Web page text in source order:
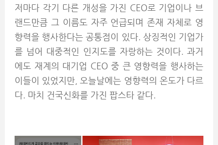
저마다 각기 다른 개성을 가진 CEO로 기업이나 브
랜드만큼 그 이름도 자주 언급되며 존재 자체로 영
향력을 행사한다는 공통점이 있다. 상징적인 기업가
를 넘어 대중적인 인지도를 자랑하는 것이다. 과거
에도 재계의 대기업 CEO 중 큰 영향력을 행사하는
이들이 있었지만, 오늘날에는 영향력의 온도가 다르
다. 마치 건국신화를 가진 팝스타 같다.